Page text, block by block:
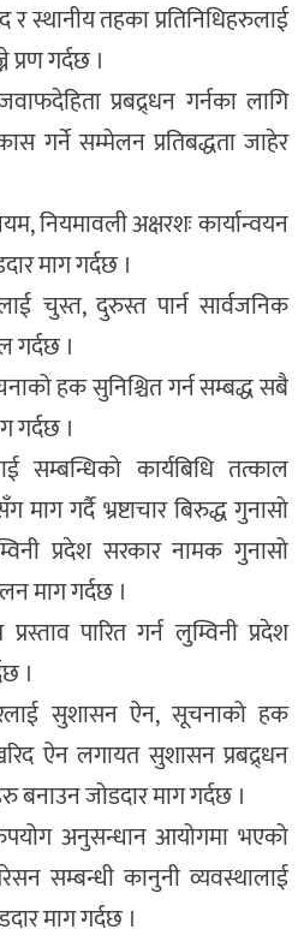
स्थानीय तहका प्रतिनिधिहरुलाई
प्रण गर्दछ ।
प्रबद्र्धन गर्नका लागि
गर्ने सम्मेलन प्रतिबद्धता जाहेर
नियमावली अक्षरशः कार्यान्वयन
माग गर्दछ ।
चुस्त, दुरुस्त पार्न सार्वजनिक
।
हक सुनिश्चित गर्न सम्बद्ध सबै
गर्दछ ।
सम्बन्धिको कार्यबिधि तत्काल
गर्दै भ्रष्टाचार बिरुद्ध गुनासो
प्रदेश सरकार नामक गुनासो
माग गर्दछ ।
पारित गर्न लुम्विनी प्रदेश
।
सुशासन ऐन, सूचनाको हक
ऐन लगायत सुशासन प्रबद्र्धन
जोडदार माग गर्दछ ।
अनुसन्धान आयोगमा भएको
सम्बन्धी कानुनी व्यवस्थालाई
माग गर्दछ ।